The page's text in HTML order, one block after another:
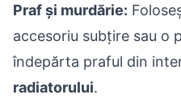
Praf și murdărie:
accesoriu subțire sau o
îndepărta praful din
radiatorului.